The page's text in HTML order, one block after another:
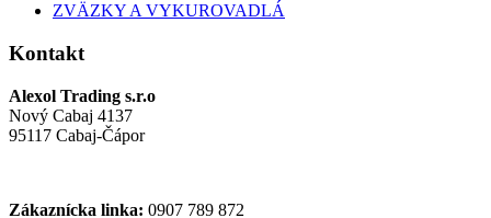
ZVÄZKY A VYKUROVADLÁ
Kontakt
Alexol Trading s.r.o
Nový Cabaj 4137
95117 Cabaj-Čápor
Zákaznícka linka: 0907 789 872